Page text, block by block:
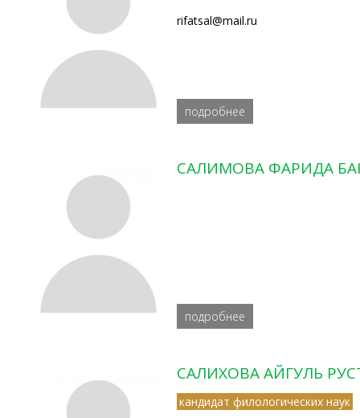
rifatsal@mail.ru
подробнее
САЛИМОВА ФАРИДА
подробнее
САЛИХОВА АЙГУЛЬ
кандидат филологических наук